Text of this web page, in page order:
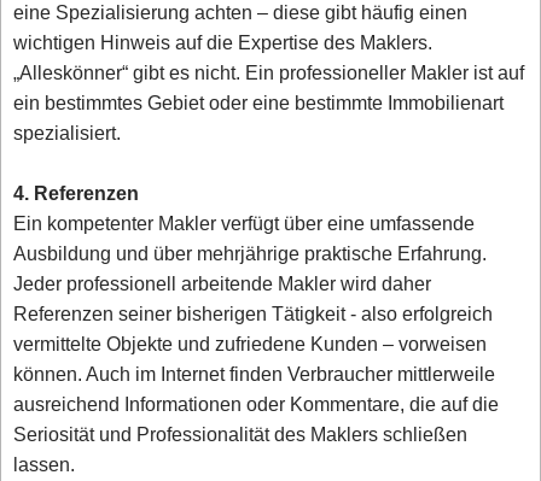
eine Spezialisierung achten – diese gibt häufig einen
wichtigen Hinweis auf die Expertise des Maklers.
„Alleskönner“ gibt es nicht. Ein professioneller Makler ist auf
ein bestimmtes Gebiet oder eine bestimmte Immobilienart
spezialisiert.
4. Referenzen
Ein kompetenter Makler verfügt über eine umfassende
Ausbildung und über mehrjährige praktische Erfahrung.
Jeder professionell arbeitende Makler wird daher
Referenzen seiner bisherigen Tätigkeit - also erfolgreich
vermittelte Objekte und zufriedene Kunden – vorweisen
können. Auch im Internet finden Verbraucher mittlerweile
ausreichend Informationen oder Kommentare, die auf die
Seriosität und Professionalität des Maklers schließen
lassen.